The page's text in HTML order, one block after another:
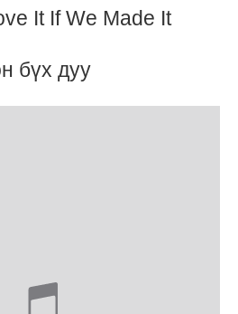
It If We Made It
бүх дуу